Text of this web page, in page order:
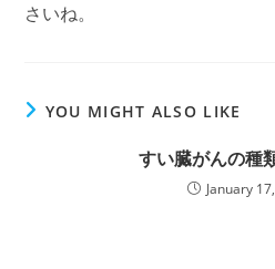
さいね。
YOU MIGHT ALSO LIKE
すい臓がんの種
January